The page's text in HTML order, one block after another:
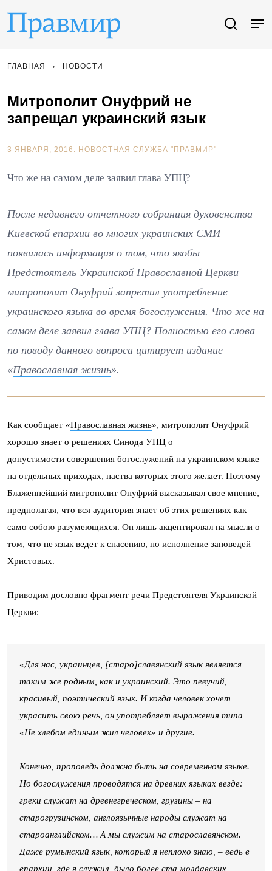
ГЛАВНАЯ НОВОСТИ
Митрополит Онуфрий не
запрещал украинский язык
3 ЯНВАРЯ, 2016. НОВОСТНАЯ СЛУЖБА "ПРАВМИР"
Что же на самом деле заявил глава УПЦ?
После недавнего отчетного собраниия духовенства
Киевской епархии во многих украинских СМИ
появилась информация о том, что якобы
Предстоятель Украинской Православной Церкви
митрополит Онуфрий запретил употребление
украинского языка во время богослужения. Что же на
самом деле заявил глава УПЦ? Полностью его слова
по поводу данного вопроса цитирует издание
«Православная жизнь».
Как сообщает «Православная жизнь», митрополит Онуфрий
хорошо знает о решениях Синода УПЦ о
допустимости совершения богослужений на украинском языке
на отдельных приходах, паства которых этого желает. Поэтому
Блаженнейший митрополит Онуфрий высказывал свое мнение,
предполагая, что вся аудитория знает об этих решениях как
само собою разумеющихся. Он лишь акцентировал на мысли о
том, что не язык ведет к спасению, но исполнение заповедей
Христовых.
Приводим дословно фрагмент речи Предстоятеля Украинской
Церкви:
«Для нас, украинцев, [старо]славянский язык является
таким же родным, как и украинский. Это певучий,
красивый, поэтический язык. И когда человек хочет
украсить свою речь, он употребляет выражения типа
«Не хлебом единым жил человек» и другие.
Конечно, проповедь должна быть на современном языке.
Но богослужения проводятся на древних языках везде:
греки служат на древнегреческом, грузины – на
старогрузинском, англоязычные народы служат на
староанглийском… А мы служим на старославянском.
Даже румынский язык, который я неплохо знаю, – ведь в
епархии, где я служил, было более ста молдавских